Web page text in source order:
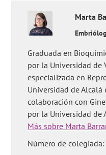
Marta
Graduada en
por la Universidad de
especializada en
Universidad de Alcalá
colaboración con
por la Universidad de
Más sobre Marta
Número de